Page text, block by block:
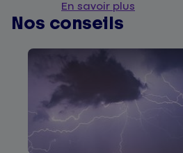
En savoir plus
Nos conseils